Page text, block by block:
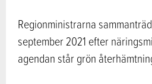
Regionministrarna
september 2021 efter
agendan står grön